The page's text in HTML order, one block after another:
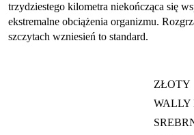
trzydziestego kilometra niekończąca się
ekstremalne obciążenia organizmu.
szczytach wzniesień to standard.
ZŁOTY
WALLY